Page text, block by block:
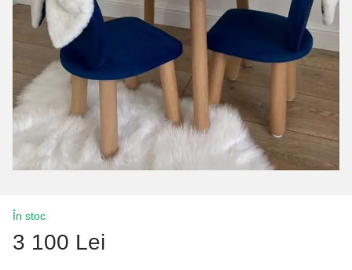
În stoc
3 100 Lei